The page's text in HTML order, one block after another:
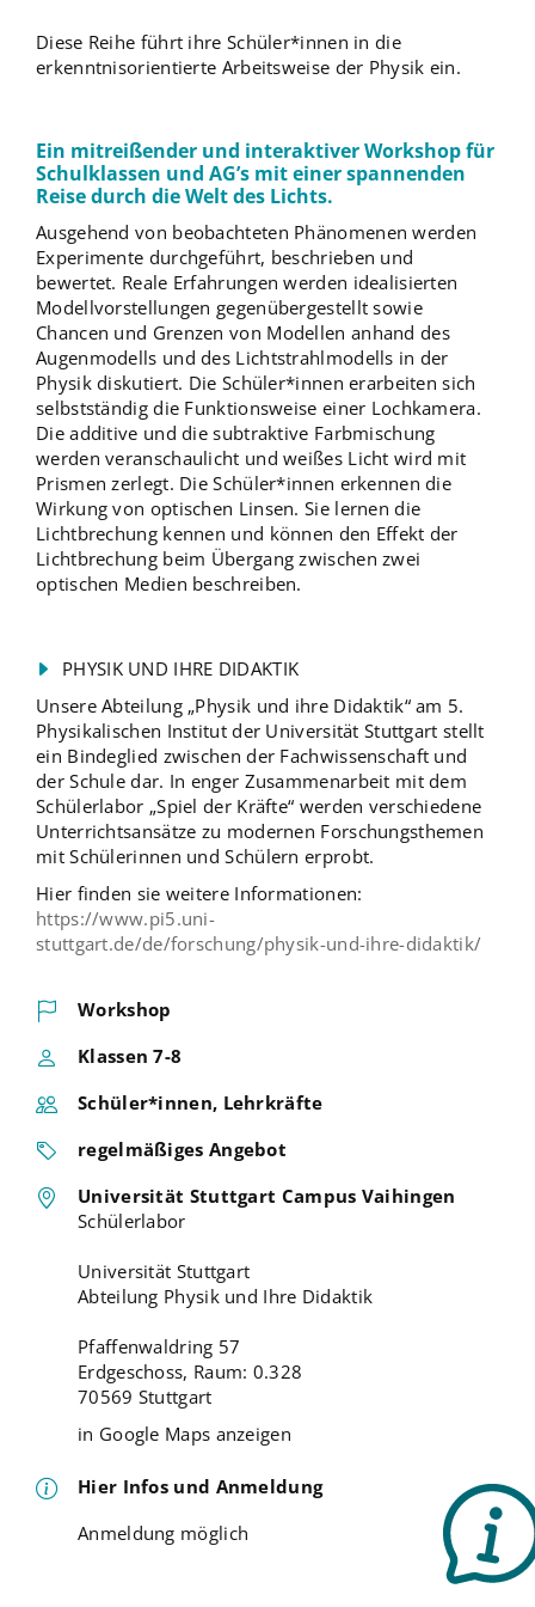
Diese Reihe führt ihre Schüler*innen in die
erkenntnisorientierte Arbeitsweise der Physik ein.
Ein mitreißender und interaktiver Workshop für
Schulklassen und AG’s mit einer spannenden
Reise durch die Welt des Lichts.
Ausgehend von beobachteten Phänomenen werden
Experimente durchgeführt, beschrieben und
bewertet. Reale Erfahrungen werden idealisierten
Modellvorstellungen gegenübergestellt sowie
Chancen und Grenzen von Modellen anhand des
Augenmodells und des Lichtstrahlmodells in der
Physik diskutiert. Die Schüler*innen erarbeiten sich
selbstständig die Funktionsweise einer Lochkamera.
Die additive und die subtraktive Farbmischung
werden veranschaulicht und weißes Licht wird mit
Prismen zerlegt. Die Schüler*innen erkennen die
Wirkung von optischen Linsen. Sie lernen die
Lichtbrechung kennen und können den Effekt der
Lichtbrechung beim Übergang zwischen zwei
optischen Medien beschreiben.
PHYSIK UND IHRE DIDAKTIK
Unsere Abteilung „Physik und ihre Didaktik“ am 5.
Physikalischen Institut der Universität Stuttgart stellt
ein Bindeglied zwischen der Fachwissenschaft und
der Schule dar. In enger Zusammenarbeit mit dem
Schülerlabor „Spiel der Kräfte“ werden verschiedene
Unterrichtsansätze zu modernen Forschungsthemen
mit Schülerinnen und Schülern erprobt.
Hier finden sie weitere Informationen:
https://www.pi5.uni-
stuttgart.de/de/forschung/physik-und-ihre-didaktik/
Workshop
Klassen 7-8
Schüler*innen, Lehrkräfte
regelmäßiges Angebot
Universität Stuttgart Campus Vaihingen
Schülerlabor
Universität Stuttgart
Abteilung Physik und Ihre Didaktik
Pfaffenwaldring 57
Erdgeschoss, Raum: 0.328
70569 Stuttgart
in Google Maps anzeigen
Hier Infos und Anmeldung
Anmeldung möglich